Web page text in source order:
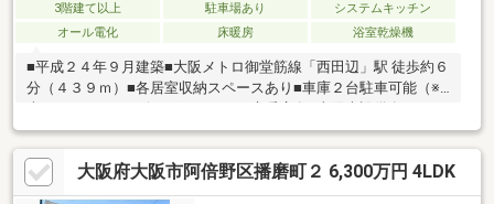
3階建て以上 駐車場あり
システムキッチン
オール電化
床暖房 浴室乾燥機
■平成２４年９月建築■大阪メトロ御堂筋線「西田辺」駅 徒歩約６
分（４３９ｍ）■各居室収納スペースあり■車庫２台駐車可能（※
大阪府大阪市阿倍野区播磨町２ 6,300万円 4LDK